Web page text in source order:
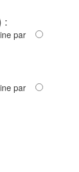
:
par
par